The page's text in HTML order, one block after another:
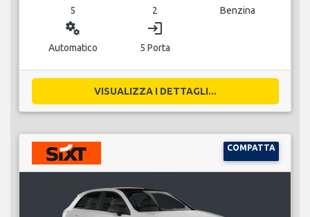
5 2 Benzina
miscellaneous_services
Automatico
login
5 Porta
VISUALIZZA I DETTAGLI...
COMPATTA